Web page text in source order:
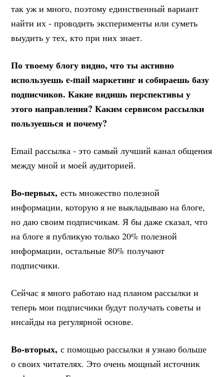
так уж и много, поэтому единственный вариант
найти их - проводить эксперименты или суметь
выудить у тех, кто при них знает.
По твоему блогу видно, что ты активно
используешь e-mail маркетинг и собираешь базу
подписчиков. Какие видишь перспективы у
этого направления? Каким сервисом рассылки
пользуешься и почему?
Email рассылка - это самый лучший канал общения
между мной и моей аудиторией.
Во-первых, есть множество полезной
информации, которую я не выкладываю на блоге,
но даю своим подписчикам. Я бы даже сказал, что
на блоге я публикую только 20% полезной
информации, остальные 80% получают
подписчики.
Сейчас я много работаю над планом рассылки и
теперь мои подписчики будут получать советы и
инсайды на регулярной основе.
Во-вторых, с помощью рассылки я узнаю больше
о своих читателях. Это очень мощный источник